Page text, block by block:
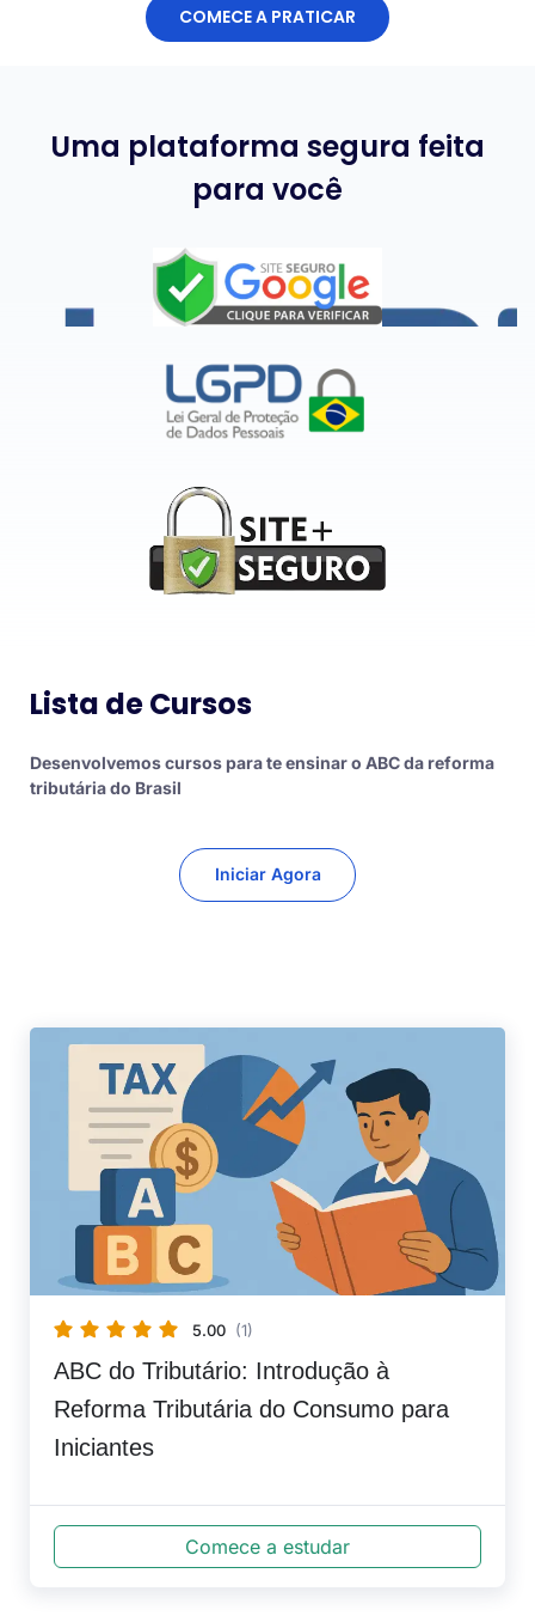
COMECE A PRATICAR
Uma plataforma segura feita
para você
Lista de Cursos
Desenvolvemos cursos para te ensinar o ABC da reforma
tributária do Brasil
Iniciar Agora
5.00 (1)
ABC do Tributário: Introdução à
Reforma Tributária do Consumo para
Iniciantes
Comece a estudar